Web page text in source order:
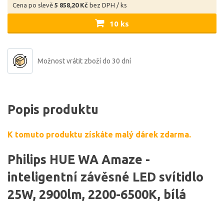
Cena po slevě 5 858,20 Kč bez DPH / ks
10 ks
Možnost vrátit zboží do 30 dní
Popis produktu
K tomuto produktu získáte malý dárek zdarma.
Philips HUE WA Amaze -
inteligentní závěsné LED svítidlo
25W, 2900lm, 2200-6500K, bílá